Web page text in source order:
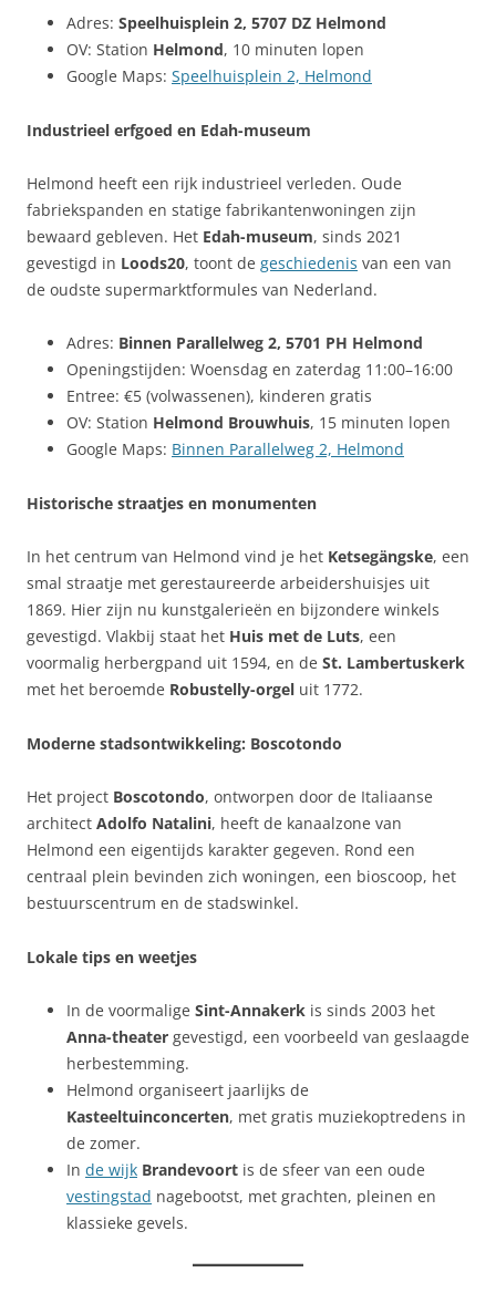
Adres: Speelhuisplein 2, 5707 DZ Helmond
OV: Station Helmond, 10 minuten lopen
Google Maps: Speelhuisplein 2, Helmond
Industrieel erfgoed en Edah-museum
Helmond heeft een rijk industrieel verleden. Oude
fabriekspanden en statige fabrikantenwoningen zijn
bewaard gebleven. Het Edah-museum, sinds 2021
gevestigd in Loods20, toont de geschiedenis van een van
de oudste supermarktformules van Nederland.
Adres: Binnen Parallelweg 2, 5701 PH Helmond
Openingstijden: Woensdag en zaterdag 11:00–16:00
Entree: €5 (volwassenen), kinderen gratis
OV: Station Helmond Brouwhuis, 15 minuten lopen
Google Maps: Binnen Parallelweg 2, Helmond
Historische straatjes en monumenten
In het centrum van Helmond vind je het Ketsegängske, een
smal straatje met gerestaureerde arbeidershuisjes uit
1869. Hier zijn nu kunstgalerieën en bijzondere winkels
gevestigd. Vlakbij staat het Huis met de Luts, een
voormalig herbergpand uit 1594, en de St. Lambertuskerk
met het beroemde Robustelly-orgel uit 1772.
Moderne stadsontwikkeling: Boscotondo
Het project Boscotondo, ontworpen door de Italiaanse
architect Adolfo Natalini, heeft de kanaalzone van
Helmond een eigentijds karakter gegeven. Rond een
centraal plein bevinden zich woningen, een bioscoop, het
bestuurscentrum en de stadswinkel.
Lokale tips en weetjes
In de voormalige Sint-Annakerk is sinds 2003 het
Anna-theater gevestigd, een voorbeeld van geslaagde
herbestemming.
Helmond organiseert jaarlijks de
Kasteeltuinconcerten, met gratis muziekoptredens in
de zomer.
In de wijk Brandevoort is de sfeer van een oude
vestingstad nagebootst, met grachten, pleinen en
klassieke gevels.